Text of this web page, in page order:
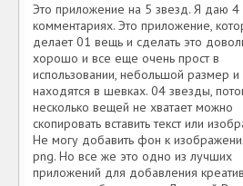
Это приложение на 5 звезд. Я даю 4
комментариях. Это приложение,
делает 01 вещь и сделать это
хорошо и все еще очень прост в
использовании, небольшой размер
находятся в шевках. 04 звезды,
несколько вещей не хватает можно
скопировать вставить текст или
Не могу добавить фон к
png. Но все же это одно из лучших
приложений для добавления